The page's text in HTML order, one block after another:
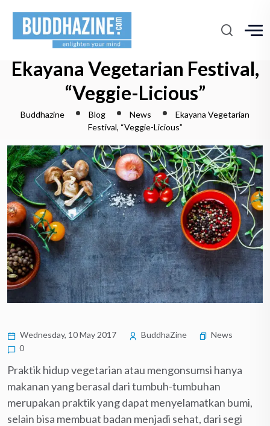
Ekayana Vegetarian Festival,
“Veggie-Licious”
Buddhazine Blog News
Ekayana Vegetarian
Festival, “Veggie-Licious”
Wednesday, 10 May 2017 BuddhaZine
News
0
Praktik hidup vegetarian atau mengonsumsi hanya
makanan yang berasal dari tumbuh-tumbuhan
merupakan praktik yang dapat menyelamatkan bumi,
selain bisa membuat badan menjadi sehat, dari segi